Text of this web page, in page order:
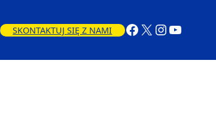
SKONTAKTUJ SIĘ Z NAMI